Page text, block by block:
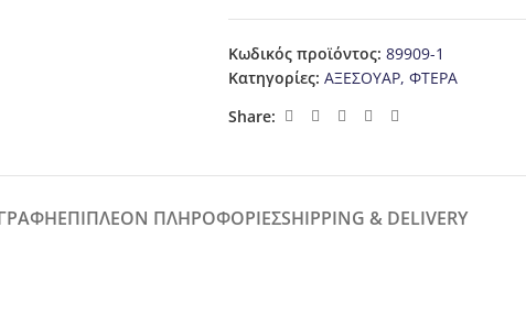
Κωδικός προϊόντος: 89909-1
Κατηγορίες: ΑΞΕΣΟΥΑΡ, ΦΤΕΡΑ
Share:
ΕΠΙΠΛΈΟΝ ΠΛΗΡΟΦΟΡΊΕΣSHIPPING & DELIVERY